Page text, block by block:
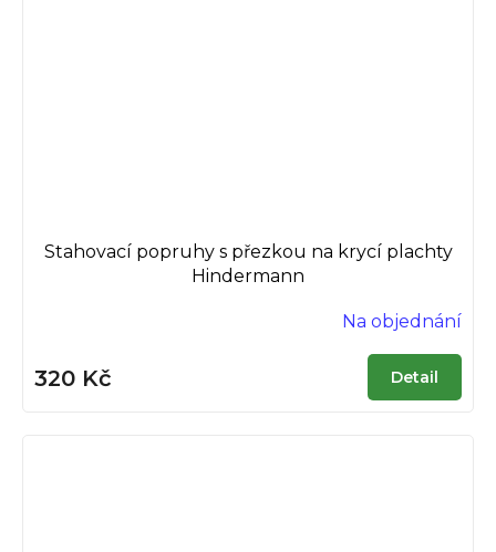
Stahovací popruhy s přezkou na krycí plachty
Hindermann
Na objednání
320 Kč Detail